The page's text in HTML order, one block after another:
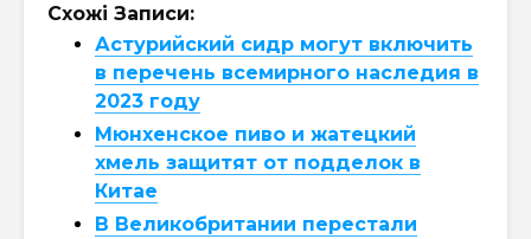
Схожі Записи:
Астурийский сидр могут включить
в перечень всемирного наследия в
2023 году
Мюнхенское пиво и жатецкий
хмель защитят от подделок в
Китае
В Великобритании перестали